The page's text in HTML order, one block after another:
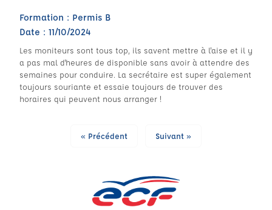
Formation : Permis B
Date : 11/10/2024
Les moniteurs sont tous top, ils savent mettre à l'aise et il y
a pas mal d'heures de disponible sans avoir à attendre des
semaines pour conduire. La secrétaire est super également
toujours souriante et essaie toujours de trouver des
horaires qui peuvent nous arranger !
« Précédent Suivant »